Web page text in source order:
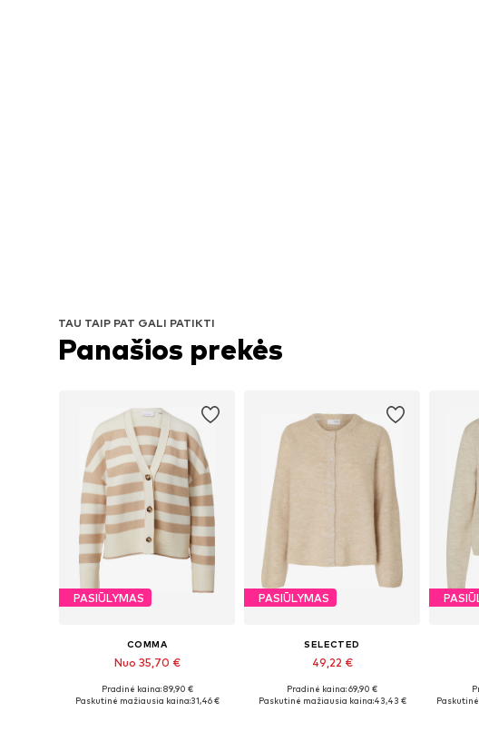
TAU TAIP PAT GALI PATIKTI
Panašios prekės
PASIŪLYMAS
COMMA
Nuo 35,70 €
Pradinė kaina: 89,90 €
Paskutinė mažiausia kaina:31,46 €
PASIŪLYMAS
SELECTED
49,22 €
Galimi dydžiai: XS, S, M, L, XL
Pradinė kaina: 69,90 €
Paskutinė mažiausia kaina:43,43 €